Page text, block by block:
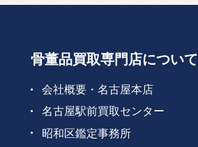
骨董品買取専門店について
会社概要・名古屋本店
名古屋駅前買取センター
昭和区鑑定事務所